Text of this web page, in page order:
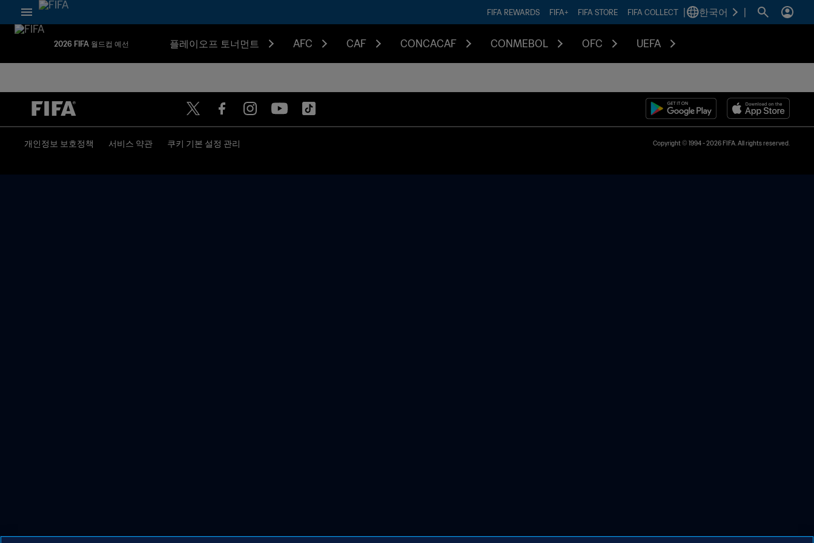
FIFA REWARDS FIFA+ FIFA STORE FIFA COLLECT 한국어
2026 FIFA 월드컵 예선 플레이오프 토너먼트 AFC CAF CONCACAF CONMEBOL OFC UEFA
개인정보 보호정책 서비스 약관 쿠키 기본 설정 관리 Copyright © 1994 - 2026 FIFA. All rights reserved.